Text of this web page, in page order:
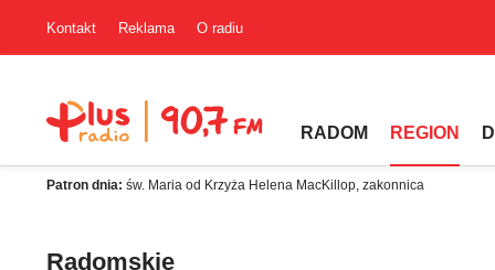
Kontakt Reklama O radiu
RADOM REGION
Patron dnia: św. Maria od Krzyża Helena MacKillop, zakonnica
Radomskie